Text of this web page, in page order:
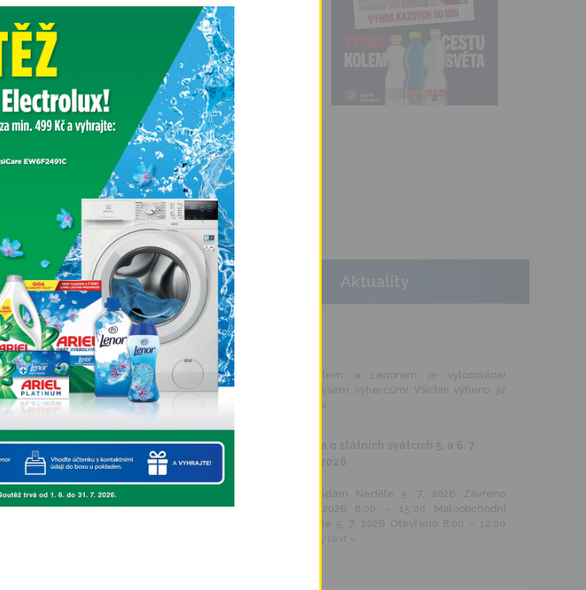
adresu personalni@adam-velkoobchod.cz.
hod.
pouze vybrané uchazeče.
Nejbližší prodejna
marketingové soubory cookies (
podmínky
) a povolíte tento obsah.
mapu Neptat se znovu
Aktuality
Soutěž s Arielem a Lenorem je vylosována!
Blahopřejeme všem výhercům! Všichni výherci již
byli kontaktováni.
Otevírací doba o státních svátcích 5. a 6. 7.
– 29.06.2026
Velkoobchod Adam Neděle 5. 7. 2026 Zavřeno
Pondělí 6. 7. 2026 8:00 – 15:00 Maloobchodní
prodejny Neděle 5. 7. 2026 Otevřeno 8:00 – 12:00
celý text »